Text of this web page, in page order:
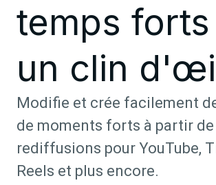
temps forts
un clin
Modifie et crée facilement
de moments forts à partir de
rediffusions pour YouTube,
Reels et plus encore.